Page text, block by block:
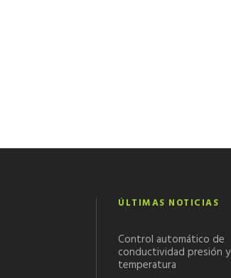
ÚLTIMAS NOTICIAS
Control automático de
conductividad presión y
temperatura